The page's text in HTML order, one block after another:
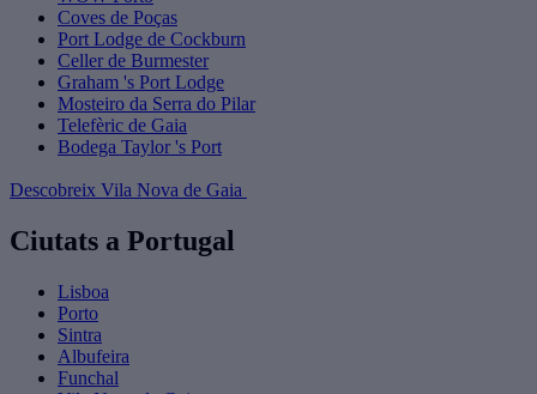
Coves de Poças
Port Lodge de Cockburn
Celler de Burmester
Graham 's Port Lodge
Mosteiro da Serra do Pilar
Telefèric de Gaia
Bodega Taylor 's Port
Descobreix Vila Nova de Gaia
Ciutats a Portugal
Lisboa
Porto
Sintra
Albufeira
Funchal